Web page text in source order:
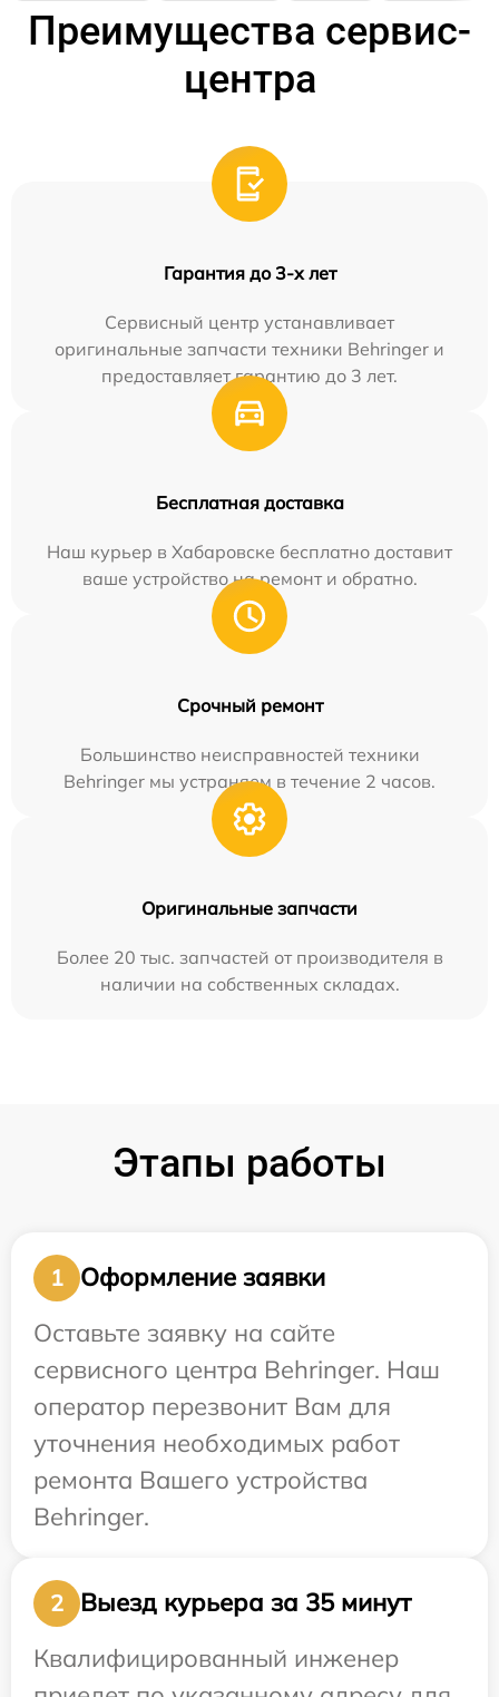
Преимущества сервис-
центра
Гарантия до 3-х лет
Сервисный центр устанавливает
оригинальные запчасти техники Behringer и
предоставляет гарантию до 3 лет.
Бесплатная доставка
Наш курьер в Хабаровске бесплатно доставит
ваше устройство на ремонт и обратно.
Срочный ремонт
Большинство неисправностей техники
Behringer мы устраняем в течение 2 часов.
Оригинальные запчасти
Более 20 тыс. запчастей от производителя в
наличии на собственных складах.
Этапы работы
1
Оформление заявки
Оставьте заявку на сайте
сервисного центра Behringer. Наш
оператор перезвонит Вам для
уточнения необходимых работ
ремонта Вашего устройства
Behringer.
2
Выезд курьера за 35 минут
Квалифицированный инженер